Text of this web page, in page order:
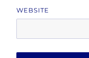
WEBSITE